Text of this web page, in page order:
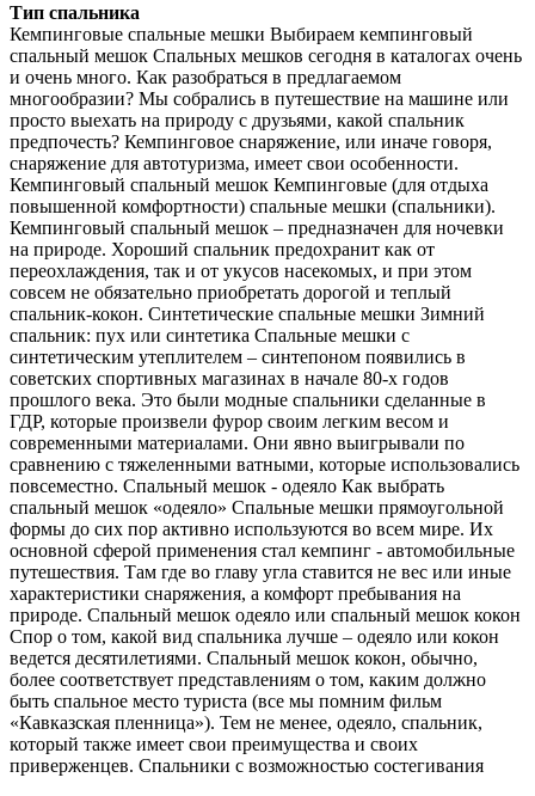
Тип спальника
Кемпинговые спальные мешки Выбираем кемпинговый
спальный мешок Спальных мешков сегодня в каталогах очень
и очень много. Как разобраться в предлагаемом
многообразии? Мы собрались в путешествие на машине или
просто выехать на природу с друзьями, какой спальник
предпочесть? Кемпинговое снаряжение, или иначе говоря,
снаряжение для автотуризма, имеет свои особенности.
Кемпинговый спальный мешок Кемпинговые (для отдыха
повышенной комфортности) спальные мешки (спальники).
Кемпинговый спальный мешок – предназначен для ночевки
на природе. Хороший спальник предохранит как от
переохлаждения, так и от укусов насекомых, и при этом
совсем не обязательно приобретать дорогой и теплый
спальник-кокон. Синтетические спальные мешки Зимний
спальник: пух или синтетика Спальные мешки с
синтетическим утеплителем – синтепоном появились в
советских спортивных магазинах в начале 80-х годов
прошлого века. Это были модные спальники сделанные в
ГДР, которые произвели фурор своим легким весом и
современными материалами. Они явно выигрывали по
сравнению с тяжеленными ватными, которые использовались
повсеместно. Спальный мешок - одеяло Как выбрать
спальный мешок «одеяло» Спальные мешки прямоугольной
формы до сих пор активно используются во всем мире. Их
основной сферой применения стал кемпинг - автомобильные
путешествия. Там где во главу угла ставится не вес или иные
характеристики снаряжения, а комфорт пребывания на
природе. Спальный мешок одеяло или спальный мешок кокон
Спор о том, какой вид спальника лучше – одеяло или кокон
ведется десятилетиями. Спальный мешок кокон, обычно,
более соответствует представлениям о том, каким должно
быть спальное место туриста (все мы помним фильм
«Кавказская пленница»). Тем не менее, одеяло, спальник,
который также имеет свои преимущества и своих
приверженцев. Спальники с возможностью состегивания